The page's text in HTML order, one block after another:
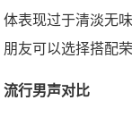
体表现过于清淡无
朋友可以选择搭配
流行男声对比